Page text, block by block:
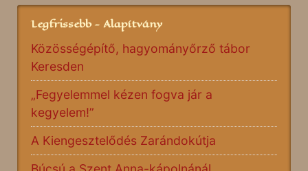
Legfrissebb - Alapítvány
Közösségépítő, hagyományőrző tábor
Keresden
„Fegyelemmel kézen fogva jár a
kegyelem!”
A Kiengesztelődés Zarándokútja